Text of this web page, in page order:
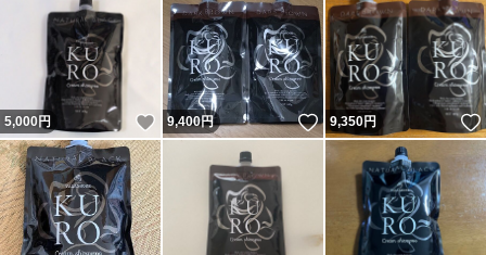
5,000円 いいね！
9,400円 いいね！
9,350円